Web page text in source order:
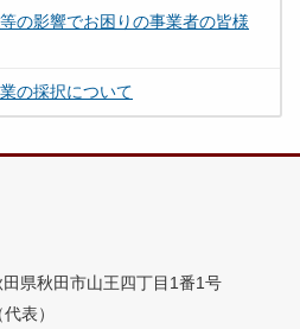
の影響でお困りの事業者の皆様
の採択について
県秋田市山王四丁目1番1号
表）